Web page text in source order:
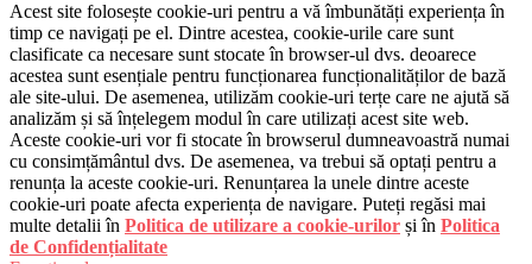
Acest site folosește cookie-uri pentru a vă îmbunătăți experiența în
timp ce navigați pe el. Dintre acestea, cookie-urile care sunt
clasificate ca necesare sunt stocate în browser-ul dvs. deoarece
acestea sunt esențiale pentru funcționarea funcționalităților de bază
ale site-ului. De asemenea, utilizăm cookie-uri terțe care ne ajută să
analizăm și să înțelegem modul în care utilizați acest site web.
Aceste cookie-uri vor fi stocate în browserul dumneavoastră numai
cu consimțământul dvs. De asemenea, va trebui să optați pentru a
renunța la aceste cookie-uri. Renunțarea la unele dintre aceste
cookie-uri poate afecta experiența de navigare. Puteți regăsi mai
multe detalii în Politica de utilizare a cookie-urilor și în Politica
de Confidențialitate